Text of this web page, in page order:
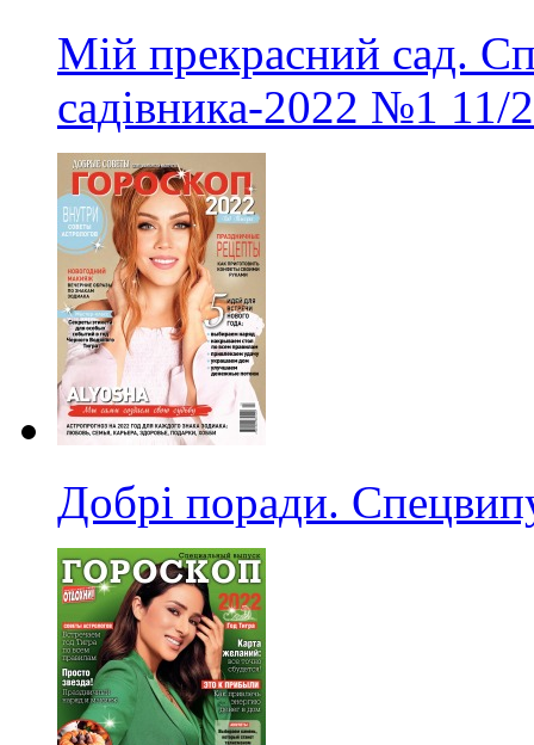
Мій прекрасний сад.
садівника-2022 №1 11/
Добрі поради.